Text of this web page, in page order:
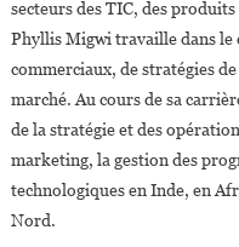
secteurs des TIC, des
Phyllis Migwi travaille dans le
commerciaux, de stratégies de
marché. Au cours de sa
de la stratégie et des
marketing, la gestion des
technologiques en Inde, en
Nord.